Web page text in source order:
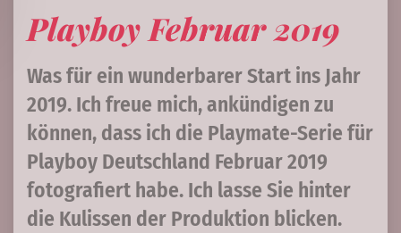
Playboy Februar 2019
Was für ein wunderbarer Start ins Jahr
2019. Ich freue mich, ankündigen zu
können, dass ich die Playmate-Serie für
Playboy Deutschland Februar 2019
fotografiert habe. Ich lasse Sie hinter
die Kulissen der Produktion blicken.